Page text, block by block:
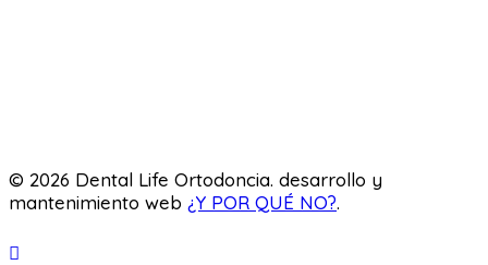
© 2026 Dental Life Ortodoncia. desarrollo y
mantenimiento web ¿Y POR QUÉ NO?.